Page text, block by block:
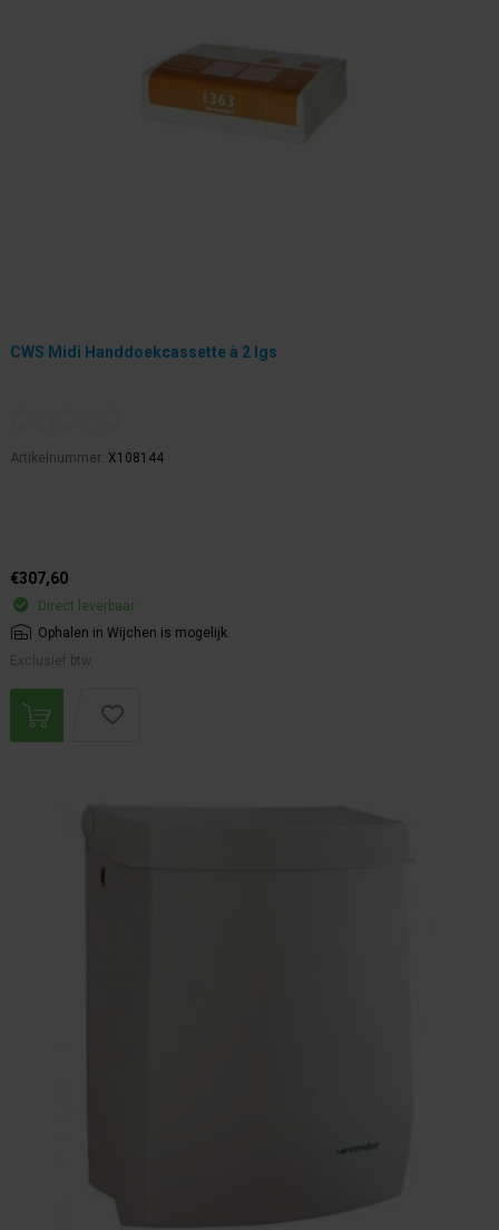
CWS Midi Handdoekcassette à 2 lgs
Artikelnummer: X108144
€307,60
Direct leverbaar
Ophalen in Wijchen is mogelijk.
Exclusief btw.